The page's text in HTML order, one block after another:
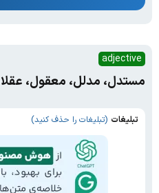
adjective
مستدل، مدلل، معقول،
تبلیغات (تبلیغات را حذف کنید)